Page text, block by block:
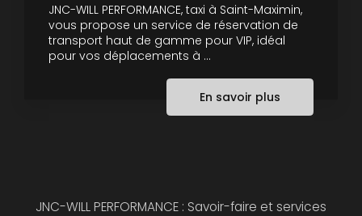
JNC-WILL PERFORMANCE, taxi à Saint-Maximin,
vous propose un service de réservation de
transport haut de gamme pour VIP, idéal
pour vos déplacements à ...
En savoir plus
JNC-WILL PERFORMANCE : Savoir-faire et services